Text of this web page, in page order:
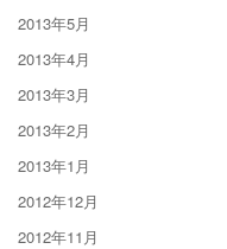
2013年5月
2013年4月
2013年3月
2013年2月
2013年1月
2012年12月
2012年11月